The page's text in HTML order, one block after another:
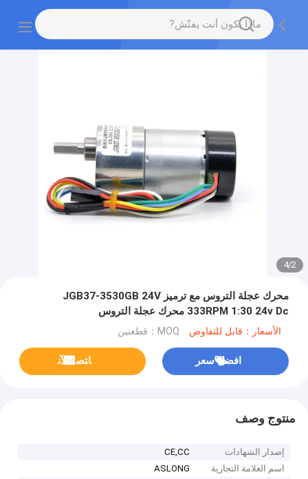
2
/
4
محرك عجلة التروس مع ترميز JGB37-3530GB 24V
333RPM 1:30 24v Dc محرك عجلة التروس
الأسعار：قابل للتفاوض MOQ：قطعتين
افضل سعر ﺎﺘﺼﻟ ﺍﻶﻧ
منتوج وصف
إصدار الشهادات
CE,CC
اسم العلامة التجارية
ASLONG